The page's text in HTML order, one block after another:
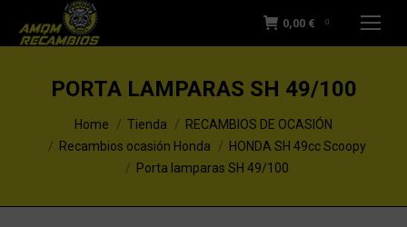
0,00 € 0
PORTA LAMPARAS SH 49/100
You are here:Home Tienda
RECAMBIOS DE OCASIÓN
Recambios ocasión Honda
HONDA SH 49cc Scoopy
Porta lamparas SH 49/100